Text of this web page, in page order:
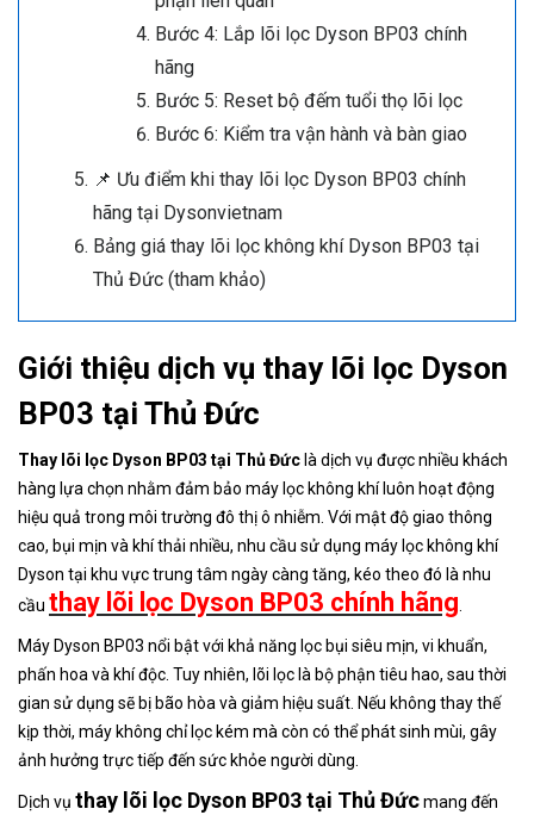
Bước 4: Lắp lõi lọc Dyson BP03 chính
hãng
Bước 5: Reset bộ đếm tuổi thọ lõi lọc
Bước 6: Kiểm tra vận hành và bàn giao
📌 Ưu điểm khi thay lõi lọc Dyson BP03 chính
hãng tại Dysonvietnam
Bảng giá thay lõi lọc không khí Dyson BP03 tại
Thủ Đức (tham khảo)
Giới thiệu dịch vụ thay lõi lọc Dyson
BP03 tại Thủ Đức
Thay lõi lọc Dyson BP03 tại Thủ Đức là dịch vụ được nhiều khách
hàng lựa chọn nhằm đảm bảo máy lọc không khí luôn hoạt động
hiệu quả trong môi trường đô thị ô nhiễm. Với mật độ giao thông
cao, bụi mịn và khí thải nhiều, nhu cầu sử dụng máy lọc không khí
Dyson tại khu vực trung tâm ngày càng tăng, kéo theo đó là nhu
cầu thay lõi lọc Dyson BP03 chính hãng
Máy Dyson BP03 nổi bật với khả năng lọc bụi siêu mịn, vi khuẩn,
phấn hoa và khí độc. Tuy nhiên, lõi lọc là bộ phận tiêu hao, sau thời
gian sử dụng sẽ bị bão hòa và giảm hiệu suất. Nếu không thay thế
kịp thời, máy không chỉ lọc kém mà còn có thể phát sinh mùi, gây
ảnh hưởng trực tiếp đến sức khỏe người dùng.
Dịch vụ thay lõi lọc Dyson BP03 tại Thủ Đứcmang đến